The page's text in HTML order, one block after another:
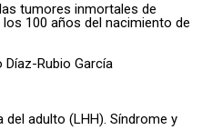
tumores inmortales de
100 años del nacimiento de
Díaz-Rubio García
adulto (LHH). Síndrome y